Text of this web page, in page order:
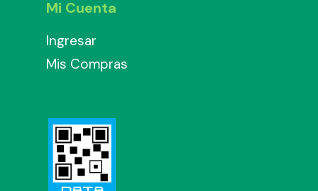
Mi Cuenta
Ingresar
Mis Compras